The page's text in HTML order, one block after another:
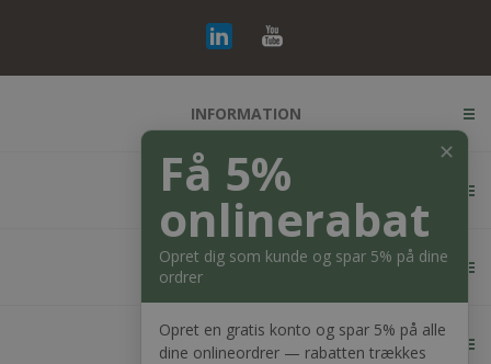
INFORMATION
KUNDESERVICE
MIN KONTO
KONTAKT OS
✕
Få 5%
onlinerabat
Opret dig som kunde og spar 5% på dine
ordrer
Opret en gratis konto og spar 5% på alle
dine onlineordrer — rabatten trækkes